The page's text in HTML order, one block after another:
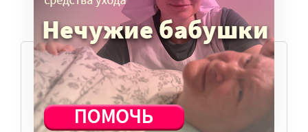
ТЕМЫ
Вера
Законы